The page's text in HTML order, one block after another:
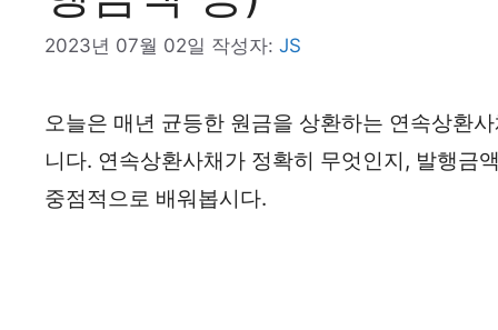
2023년 07월 02일 작성자: JS
오늘은 매년 균등한 원금을 상환하는 연속상환
니다. 연속상환사채가 정확히 무엇인지, 발행금
중점적으로 배워봅시다.